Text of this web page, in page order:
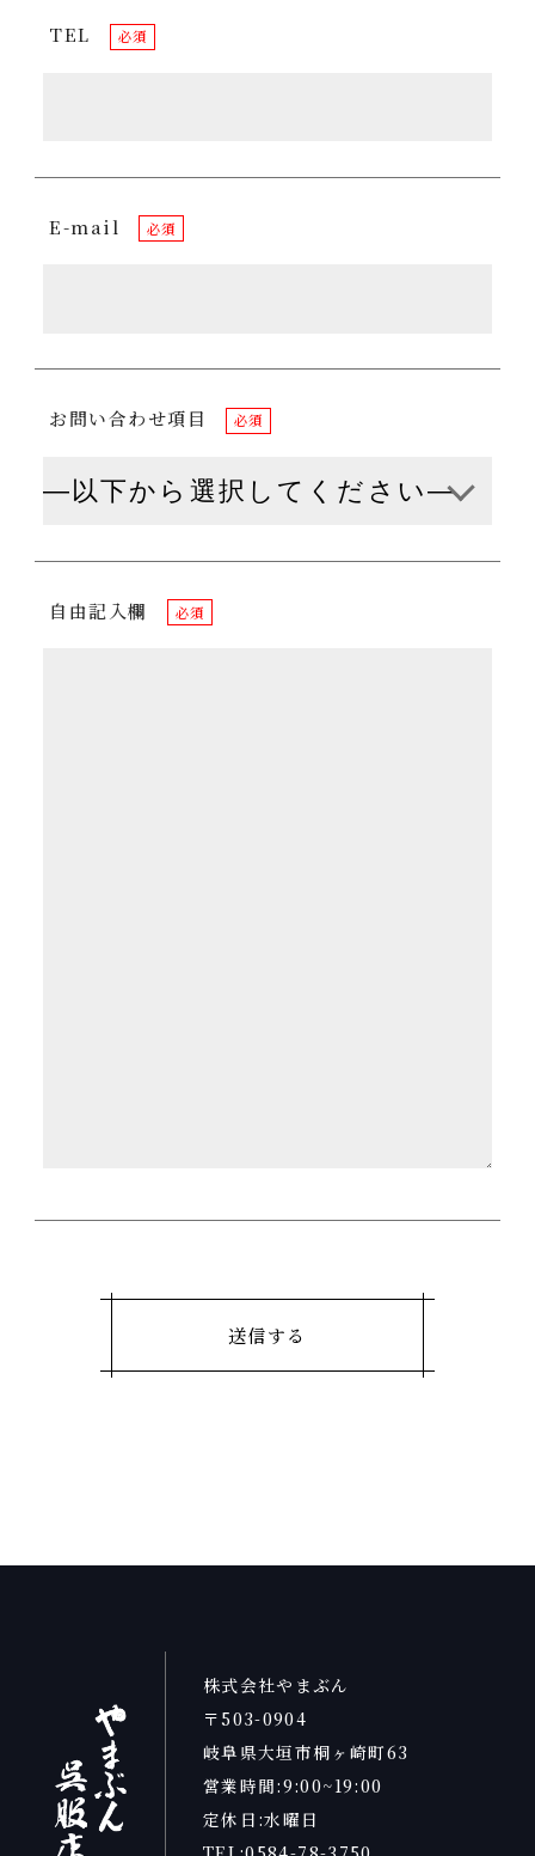
TEL 必須
E-mail 必須
お問い合わせ項目 必須
自由記入欄 必須
株式会社やまぶん
〒503-0904
岐阜県大垣市桐ヶ崎町63
営業時間:9:00~19:00
定休日:水曜日